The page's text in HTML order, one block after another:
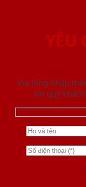
YÊU
Vui lòng nhập
với quý